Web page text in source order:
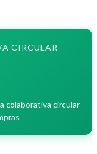
CIRCULAR
colaborativa circular